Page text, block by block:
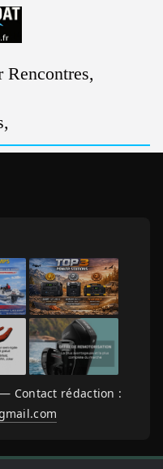
Contact rédaction :